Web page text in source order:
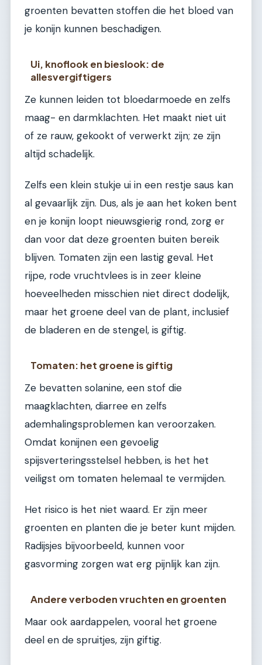
groenten bevatten stoffen die het bloed van
je konijn kunnen beschadigen.
Ui, knoflook en bieslook: de
allesvergiftigers
Ze kunnen leiden tot bloedarmoede en zelfs
maag- en darmklachten. Het maakt niet uit
of ze rauw, gekookt of verwerkt zijn; ze zijn
altijd schadelijk.
Zelfs een klein stukje ui in een restje saus kan
al gevaarlijk zijn. Dus, als je aan het koken bent
en je konijn loopt nieuwsgierig rond, zorg er
dan voor dat deze groenten buiten bereik
blijven. Tomaten zijn een lastig geval. Het
rijpe, rode vruchtvlees is in zeer kleine
hoeveelheden misschien niet direct dodelijk,
maar het groene deel van de plant, inclusief
de bladeren en de stengel, is giftig.
Tomaten: het groene is giftig
Ze bevatten solanine, een stof die
maagklachten, diarree en zelfs
ademhalingsproblemen kan veroorzaken.
Omdat konijnen een gevoelig
spijsverteringsstelsel hebben, is het het
veiligst om tomaten helemaal te vermijden.
Het risico is het niet waard. Er zijn meer
groenten en planten die je beter kunt mijden.
Radijsjes bijvoorbeeld, kunnen voor
gasvorming zorgen wat erg pijnlijk kan zijn.
Andere verboden vruchten en groenten
Maar ook aardappelen, vooral het groene
deel en de spruitjes, zijn giftig.